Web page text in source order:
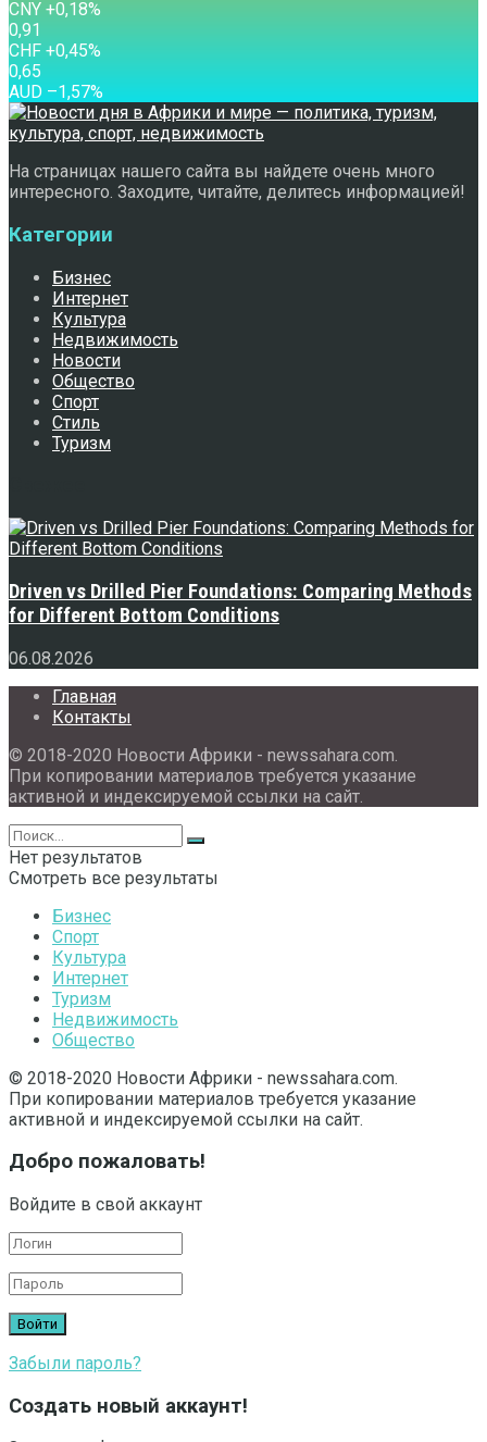
CNY +0,18%
0,91
CHF +0,45%
0,65
AUD –1,57%
На страницах нашего сайта вы найдете очень много
интересного. Заходите, читайте, делитесь информацией!
Категории
Бизнес
Интернет
Культура
Недвижимость
Новости
Общество
Спорт
Стиль
Туризм
Driven vs Drilled Pier Foundations: Comparing Methods
for Different Bottom Conditions
06.08.2026
Главная
Контакты
© 2018-2020 Новости Африки - newssahara.com.
При копировании материалов требуется указание
активной и индексируемой ссылки на сайт.
Нет результатов
Смотреть все результаты
Бизнес
Спорт
Культура
Интернет
Туризм
Недвижимость
Общество
© 2018-2020 Новости Африки - newssahara.com.
При копировании материалов требуется указание
активной и индексируемой ссылки на сайт.
Добро пожаловать!
Войдите в свой аккаунт
Забыли пароль?
Создать новый аккаунт!